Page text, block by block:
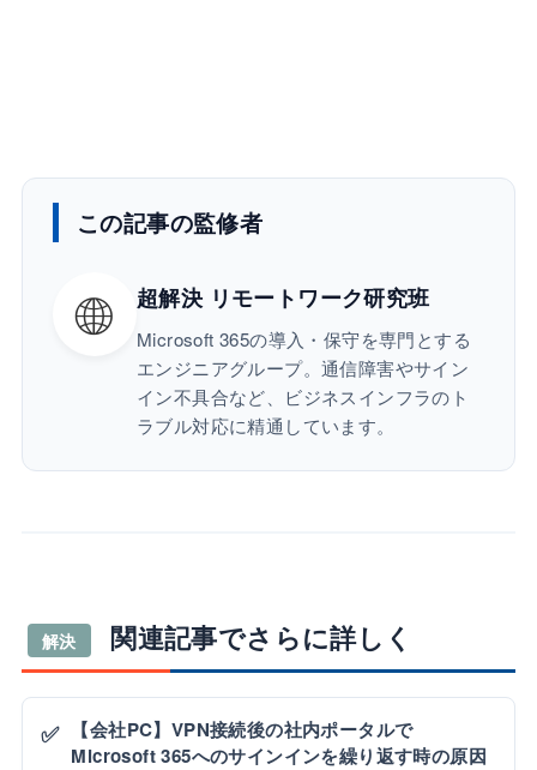
この記事の監修者
🌐 超解決 リモートワーク研究班
Microsoft 365の導入・保守を専門とする
エンジニアグループ。通信障害やサイン
イン不具合など、ビジネスインフラのト
ラブル対応に精通しています。
解決 関連記事でさらに詳しく
✅
【会社PC】VPN接続後の社内ポータルで
Microsoft 365へのサインインを繰り返す時の原因